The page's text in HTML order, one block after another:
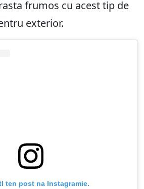
frumos cu acest tip de
exterior.
ten post na Instagramie.